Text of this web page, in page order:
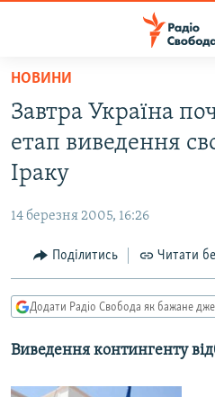
Перейти
основного
матеріалу
Перейти
до
основної
навігації
Перейти
до
пошуку
ВСЕ ЗА ДОБУ
СТАТТІ
ЕКОНОМІКА
СУСПІЛЬСТВО
УКРАЇНА
СВІТ
РОСІЙСЬКА «ФІЛЬТРАЦІЯ»
ДОНБАС.РЕАЛІЇ
ТИ ЯК?
СХЕМИ
КИТАЙ.ВИКЛИКИ
НОВИНИ
Завтра Україна
етап виведення
Іраку
14 березня 2005, 16:26
Поділитись Читати
Додати Радіо Свобода як бажане
Виведення контингенту